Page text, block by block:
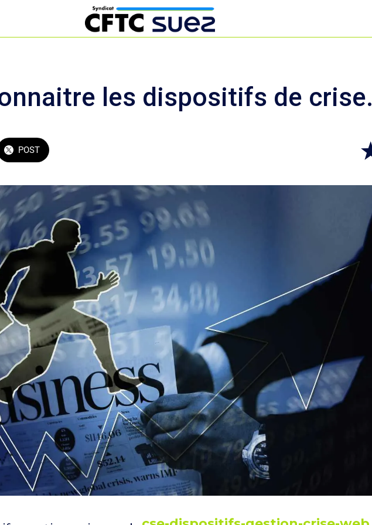
les dispositifs de crise.
POST